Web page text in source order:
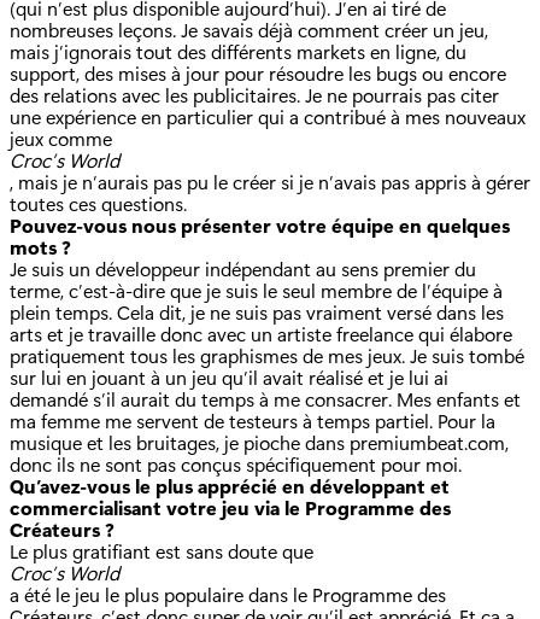
(qui n’est plus disponible aujourd’hui). J’en ai tiré de
nombreuses leçons. Je savais déjà comment créer un jeu,
mais j’ignorais tout des différents markets en ligne, du
support, des mises à jour pour résoudre les bugs ou encore
des relations avec les publicitaires. Je ne pourrais pas citer
une expérience en particulier qui a contribué à mes nouveaux
jeux comme
Croc’s World
, mais je n’aurais pas pu le créer si je n’avais pas appris à gérer
toutes ces questions.
Pouvez-vous nous présenter votre équipe en quelques
mots ?
Je suis un développeur indépendant au sens premier du
terme, c’est-à-dire que je suis le seul membre de l’équipe à
plein temps. Cela dit, je ne suis pas vraiment versé dans les
arts et je travaille donc avec un artiste freelance qui élabore
pratiquement tous les graphismes de mes jeux. Je suis tombé
sur lui en jouant à un jeu qu’il avait réalisé et je lui ai
demandé s’il aurait du temps à me consacrer. Mes enfants et
ma femme me servent de testeurs à temps partiel. Pour la
musique et les bruitages, je pioche dans premiumbeat.com,
donc ils ne sont pas conçus spécifiquement pour moi.
Qu’avez-vous le plus apprécié en développant et
commercialisant votre jeu via le Programme des
Créateurs ?
Le plus gratifiant est sans doute que
Croc’s World
a été le jeu le plus populaire dans le Programme des